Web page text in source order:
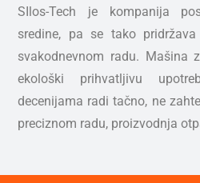
SIlos-Tech je kompanija
sredine, pa se tako
svakodnevnom radu. Mašina
ekološki prihvatljivu
decenijama radi tačno, ne
preciznom radu, proizvodnja